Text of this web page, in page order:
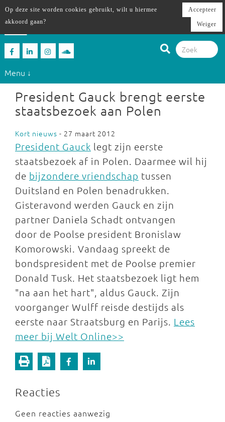
Menu ↓
President Gauck brengt eerste
staatsbezoek aan Polen
Kort nieuws - 27 maart 2012
President Gauck legt zijn eerste
staatsbezoek af in Polen. Daarmee wil hij
de bijzondere vriendschap tussen
Duitsland en Polen benadrukken.
Gisteravond werden Gauck en zijn
partner Daniela Schadt ontvangen
door de Poolse president Bronislaw
Komorowski. Vandaag spreekt de
bondspresident met de Poolse premier
Donald Tusk. Het staatsbezoek ligt hem
"na aan het hart", aldus Gauck. Zijn
voorganger Wulff reisde destijds als
eerste naar Straatsburg en Parijs. Lees
meer bij Welt Online>>
Reacties
Geen reacties aanwezig
Op deze site worden cookies gebruikt, wilt u hiermee
akkoord gaan?
Accepteer
Weiger